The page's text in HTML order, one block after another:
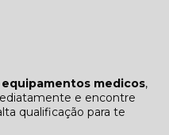
medicos,
e encontre
qualificação para te